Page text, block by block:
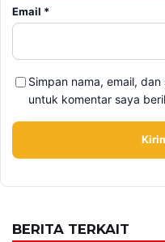
Email *
Simpan nama, email,
untuk komentar saya
BERITA TERKAIT